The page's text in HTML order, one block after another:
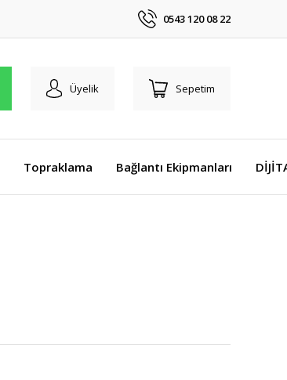
0543 120 08 22
Üyelik Sepetim
Topraklama Bağlantı Ekipmanları